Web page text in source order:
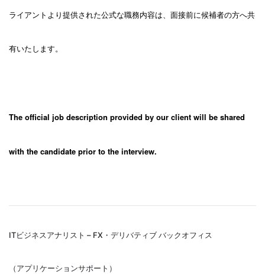
ライアントより提供された公式な職務内容は、面接前に候補者の方へ共
有いたします。
The official job description provided by our client will be shared
with the candidate prior to the interview.
ITビジネスアナリスト – FX・デリバティブ バックオフィス
（アプリケーションサポート）